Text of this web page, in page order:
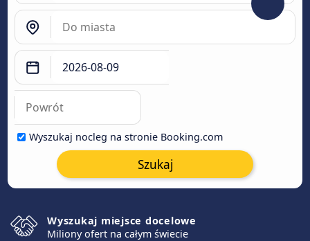
Wyszukaj nocleg na stronie Booking.com
Szukaj
Wyszukaj miejsce docelowe
Miliony ofert na całym świecie